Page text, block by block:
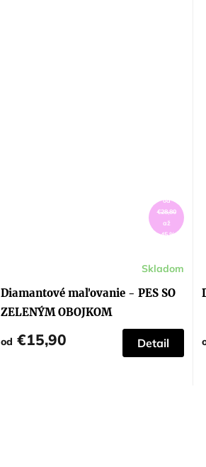
od
€28,80
až
–45 %
Diamantové maľovanie - PES SO
ZELENÝM OBOJKOM
Skladom
od €15,90 Detail